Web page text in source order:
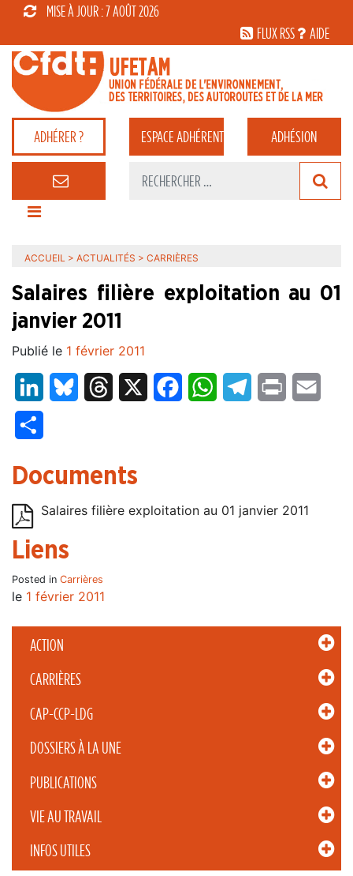
MISE À JOUR : 7 AOÛT 2026
FLUX RSS
AIDE
ADHÉRER ? ESPACEADHÉRENT ADHÉSION
ACTION
CARRIÈRES
CAP-CCP-LDG
DOSSIERS À LA UNE
PUBLICATIONS
VIE AU TRAVAIL
INFOS UTILES
ACCUEIL > ACTUALITÉS > CARRIÈRES
Salaires filière exploitation au 01
janvier 2011
Publié le 1 février 2011
LinkedInBluesky Threads FacebookWhatsAppTelegram
Print
Documents
Salaires filière exploitation au 01 janvier 2011
Liens
Posted in Carrières
le 1 février 2011